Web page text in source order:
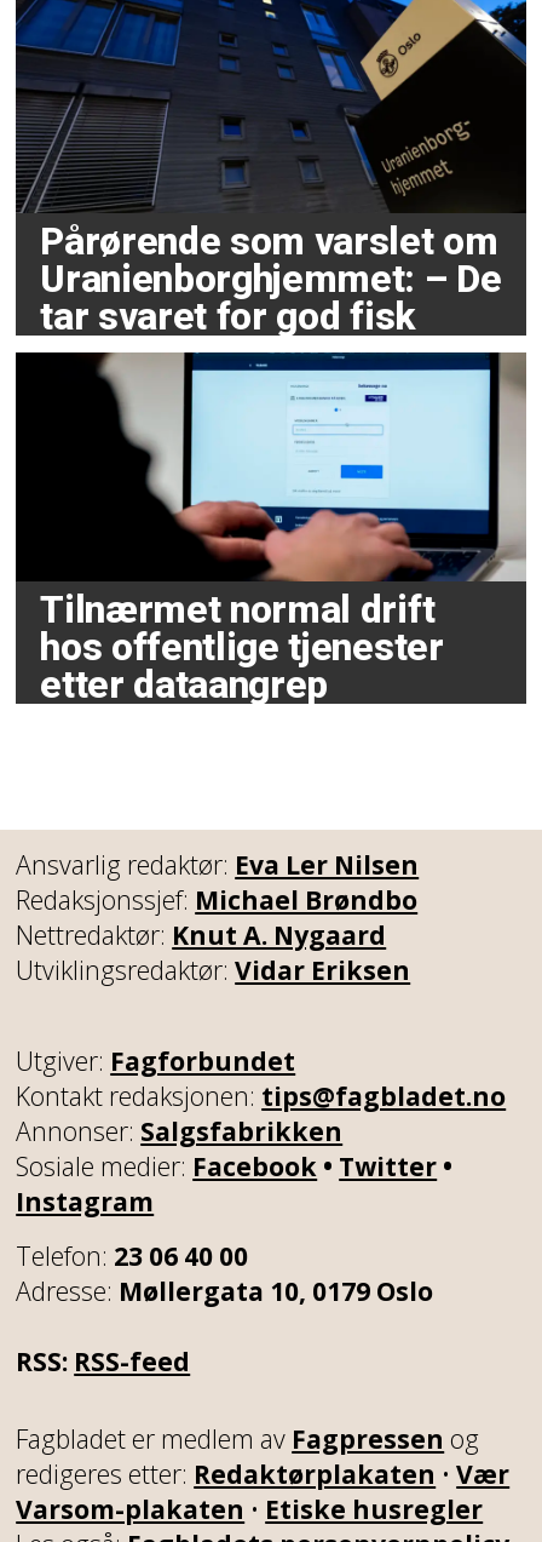
Pårørende som varslet om
Uranienborghjemmet: – De
tar svaret for god fisk
Tilnærmet normal drift
hos offentlige tjenester
etter dataangrep
Ansvarlig redaktør: Eva Ler Nilsen
Redaksjonssjef: Michael Brøndbo
Nettredaktør: Knut A. Nygaard
Utviklingsredaktør:Vidar Eriksen
Utgiver: Fagforbundet
Kontakt redaksjonen: tips@fagbladet.no
Annonser: Salgsfabrikken
Sosiale medier: Facebook • Twitter •
Instagram
Telefon: 23 06 40 00
Adresse: Møllergata 10, 0179 Oslo
RSS: RSS-feed
Fagbladet er medlem av Fagpressen og
redigeres etter: Redaktørplakaten • Vær
Varsom-plakaten • Etiske husregler